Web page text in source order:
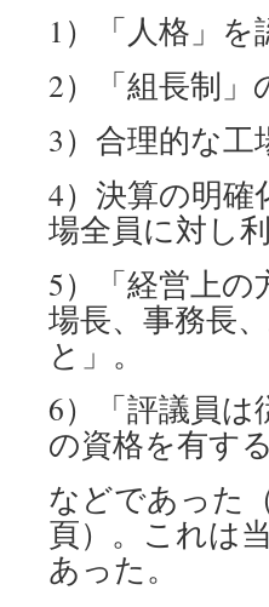
1）「人格」
2）「組長制」
3）合理的な工
4）決算の明確
場全員に対し
5）「経営上
場長、事務長
と」。
6）「評議員
の資格を有す
などであった
頁）。これは
あった。